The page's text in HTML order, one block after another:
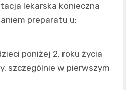
lekarska konieczna
preparatu u:
poniżej 2. roku życia
szczególnie w pierwszym